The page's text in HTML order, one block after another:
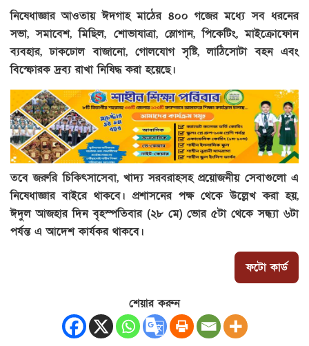
নিষেধাজ্ঞার আওতায় ঈদগাহ মাঠের ৪০০ গজের মধ্যে সব ধরনের
সভা, সমাবেশ, মিছিল, শোভাযাত্রা, স্লোগান, পিকেটিং, মাইক্রোফোন
ব্যবহার, ঢাকঢোল বাজানো, গোলযোগ সৃষ্টি, লাঠিসোটা বহন এবং
বিস্ফোরক দ্রব্য রাখা নিষিদ্ধ করা হয়েছে।
তবে জরুরি চিকিৎসাসেবা, খাদ্য সরবরাহসহ প্রয়োজনীয় সেবাগুলো এ
নিষেধাজ্ঞার বাইরে থাকবে। প্রশাসনের পক্ষ থেকে উল্লেখ করা হয়,
ঈদুল আজহার দিন বৃহস্পতিবার (২৮ মে) ভোর ৫টা থেকে সন্ধ্যা ৬টা
পর্যন্ত এ আদেশ কার্যকর থাকবে।
ফটো কার্ড
শেয়ার করুন